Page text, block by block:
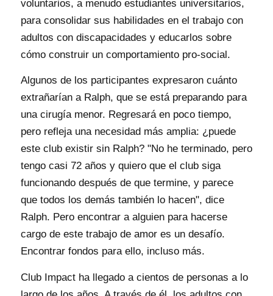
voluntarios, a menudo estudiantes universitarios,
para consolidar sus habilidades en el trabajo con
adultos con discapacidades y educarlos sobre
cómo construir un comportamiento pro-social.
Algunos de los participantes expresaron cuánto
extrañarían a Ralph, que se está preparando para
una cirugía menor. Regresará en poco tiempo,
pero refleja una necesidad más amplia: ¿puede
este club existir sin Ralph? "No he terminado, pero
tengo casi 72 años y quiero que el club siga
funcionando después de que termine, y parece
que todos los demás también lo hacen", dice
Ralph. Pero encontrar a alguien para hacerse
cargo de este trabajo de amor es un desafío.
Encontrar fondos para ello, incluso más.
Club Impact ha llegado a cientos de personas a lo